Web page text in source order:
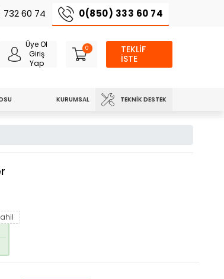
60 74 0(850) 333 60 74
Üye Ol
Giriş
Yap
0
TEKLİF
İSTE
KURUMSAL TEKNIK DESTEK